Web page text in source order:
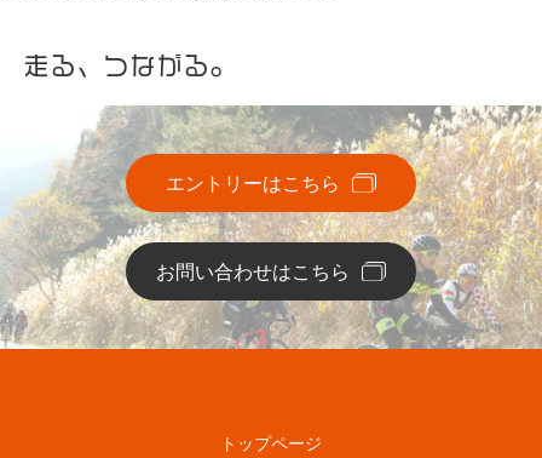
走る、つながる。
エントリーはこちら
お問い合わせはこちら
トップページ